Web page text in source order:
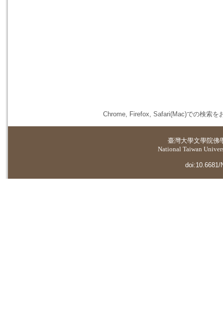
Chrome, Firefox, Safari(Mac)での検索を
臺灣大學文學院佛
National Taiwan
doi:10.6681/